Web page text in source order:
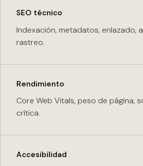
SEO técnico
Indexación, metadatos, enlazado,
rastreo.
Rendimiento
Core Web Vitals, peso de página,
crítica.
Accesibilidad